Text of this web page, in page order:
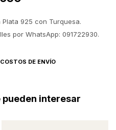
925 con Turquesa.
por WhatsApp: 091722930.
DE ENVÍO
interesar